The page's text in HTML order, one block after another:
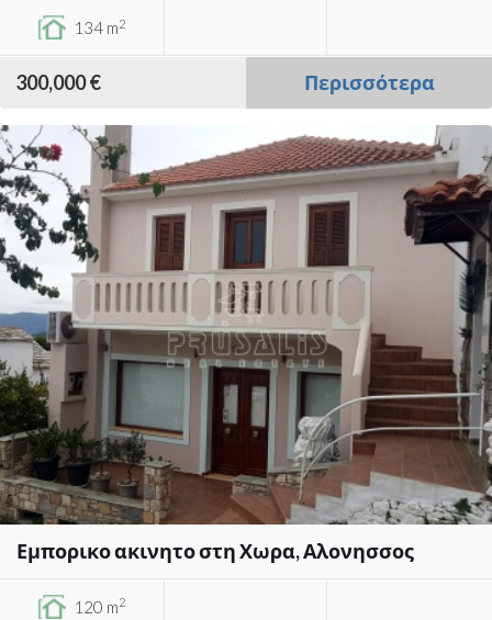
134 m2
300,000 € Περισσότερα
Εμπορικο ακινητο στη Χωρα, Αλονησσος
120 m2